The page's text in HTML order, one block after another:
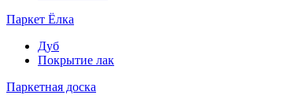
Паркет Ёлка
Дуб
Покрытие лак
Паркетная доска